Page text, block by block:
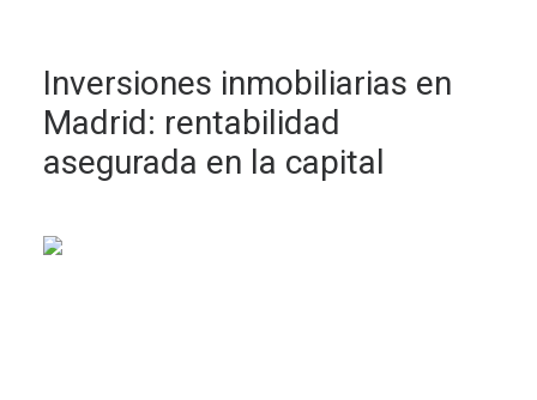
Inversiones inmobiliarias en
Madrid: rentabilidad
asegurada en la capital